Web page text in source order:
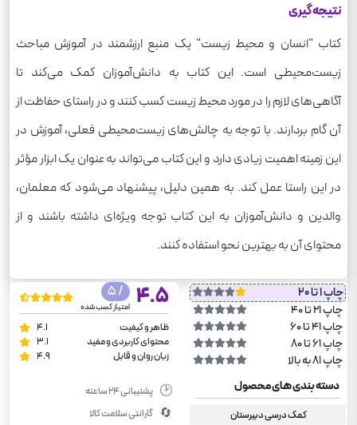
نتیجه‌گیری
کتاب "انسان و محیط زیست" یک منبع ارزشمند در آموزش مباحث
زیست‌محیطی است. این کتاب به دانش‌آموزان کمک می‌کند تا
آگاهی‌های لازم را در مورد محیط زیست کسب کنند و در راستای حفاظت از
آن گام بردارند. با توجه به چالش‌های زیست‌محیطی فعلی، آموزش در
این زمینه اهمیت زیادی دارد و این کتاب می‌تواند به عنوان یک ابزار مؤثر
در این راستا عمل کند. به همین دلیل، پیشنهاد می‌شود که معلمان،
والدین و دانش‌آموزان به این کتاب توجه ویژه‌ای داشته باشند و از
محتوای آن به بهترین نحو استفاده کنند.
چاپ 1 تا 20
چاپ 21 تا 40
چاپ 41 تا 60
چاپ 61 تا 80
چاپ 81 به بالا
4.5
/ 5
امتیاز کسب شده
ظاهر و کیفیت
4.1
محتوای کاربردی و مفید
3.1
زبان روان و قابل
4.9
دسته بندی های محصول
کمک درسی دبیرستان
🕑 پشتیبانی ۲۴ ساعته
🔄 گارانتی سلامت کالا